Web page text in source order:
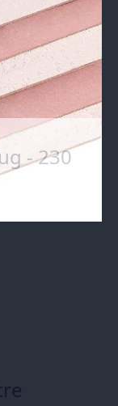
- 230